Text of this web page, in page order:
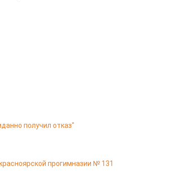
получил отказ"
прогимназии № 131